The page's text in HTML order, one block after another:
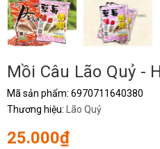
Mồi Câu Lão Quỷ -
Mã sản phẩm: 6970711640380
Thương hiệu: Lão Quỷ
25.000₫